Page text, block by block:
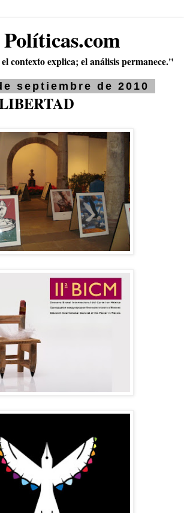
contexto explica; el análisis permanece."
septiembre de 2010